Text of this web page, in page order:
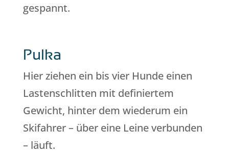
gespannt.
Pulka
Hier ziehen ein bis vier Hunde einen
Lastenschlitten mit definiertem
Gewicht, hinter dem wiederum ein
Skifahrer – über eine Leine verbunden
– läuft.